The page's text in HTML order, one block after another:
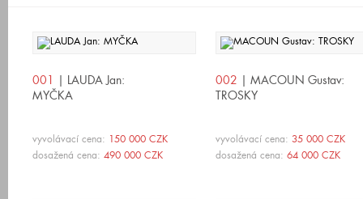
001 | LAUDA Jan:
MYČKA
vyvolávací cena: 150 000 CZK
dosažená cena: 490 000 CZK
002 | MACOUN Gustav:
TROSKY
vyvolávací cena: 35 000 CZK
dosažená cena: 64 000 CZK